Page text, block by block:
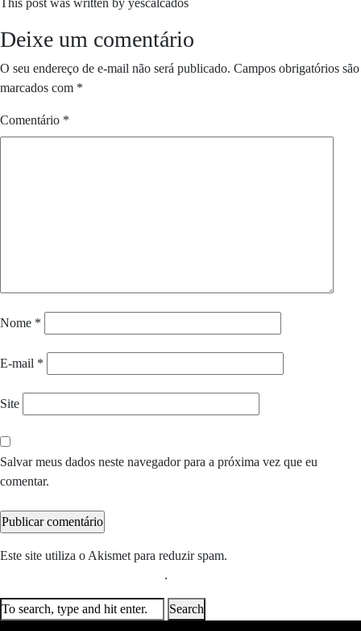
This post was written by yescalcados
Deixe um comentário
O seu endereço de e-mail não será publicado. Campos obrigatórios são
marcados com *
Comentário *
Nome *
E-mail *
Site
Salvar meus dados neste navegador para a próxima vez que eu
comentar.
Este site utiliza o Akismet para reduzir spam.
.
Search